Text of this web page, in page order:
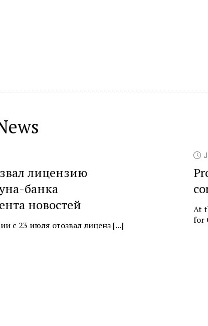
лицензию
банка
новостей
с 23 июля отозвал лиценз [...]
At
for